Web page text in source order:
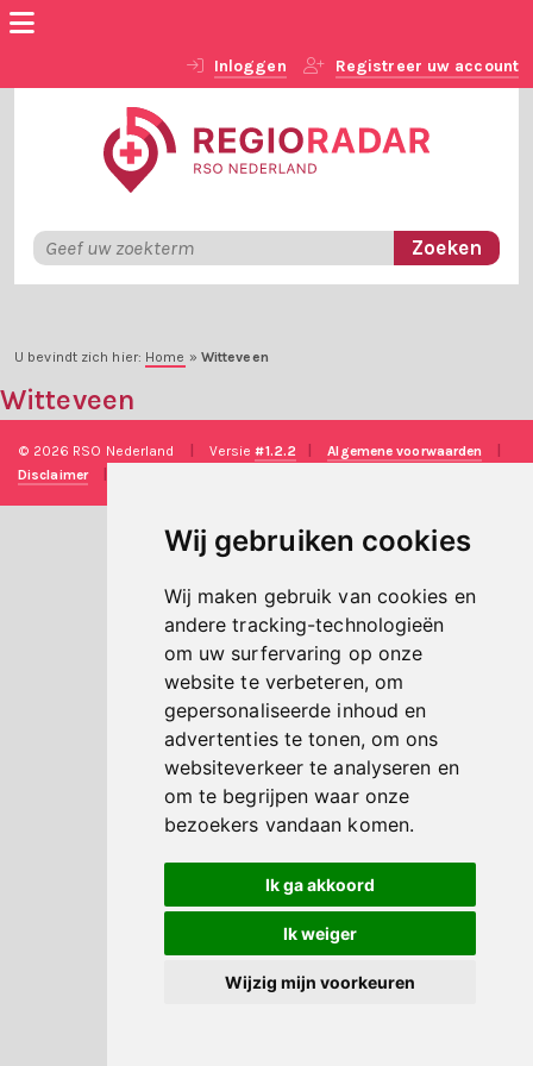
Wij gebruiken cookies
Wij maken gebruik van cookies en
andere tracking-technologieën
om uw surfervaring op onze
website te verbeteren, om
gepersonaliseerde inhoud en
advertenties te tonen, om ons
websiteverkeer te analyseren en
om te begrijpen waar onze
bezoekers vandaan komen.
Ik ga akkoord
Ik weiger
Wijzig mijn voorkeuren
Inloggen Registreer uw account
U bevindt zich hier: Home » Witteveen
Witteveen
© 2026 RSO Nederland Versie#1.2.2 Algemene voorwaarden
Disclaimer